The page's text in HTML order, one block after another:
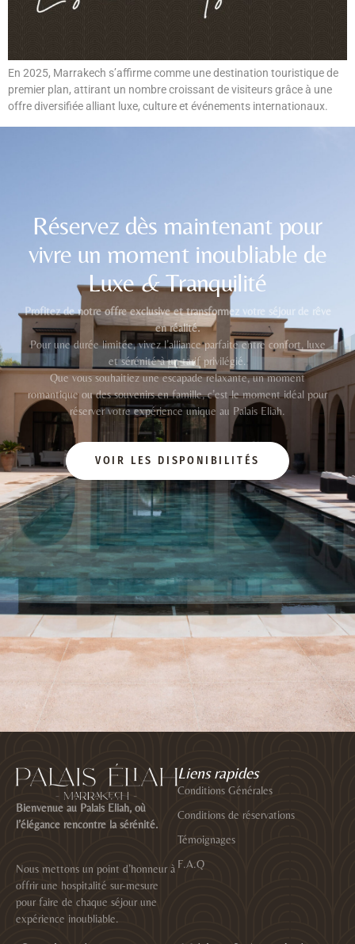
En 2025, Marrakech s’affirme comme une destination touristique de
premier plan, attirant un nombre croissant de visiteurs grâce à une
offre diversifiée alliant luxe, culture et événements internationaux.
Réservez dès maintenant pour
vivre un moment inoubliable de
Luxe&Tranquilité
Profitez de notre offre exclusive et transformez votre séjour de rêve
en réalité.
Pour une durée limitée, vivez l’alliance parfaite entre confort, luxe
et sérénité à un tarif privilégié.
Que vous souhaitiez une escapade relaxante, un moment
romantique ou des souvenirs en famille, c’est le moment idéal pour
réserver votre expérience unique au Palais Eliah.
VOIR LES DISPONIBILITÉS
Bienvenue au Palais Eliah, où
l’élégance rencontre la sérénité.
Nous mettons un point d’honneur à
offrir une hospitalité sur-mesure
pour faire de chaque séjour une
expérience inoubliable.
Liens rapides
Conditions Générales
Conditions de réservations
Témoignages
F.A.Q